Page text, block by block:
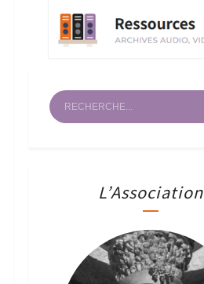
L’Association